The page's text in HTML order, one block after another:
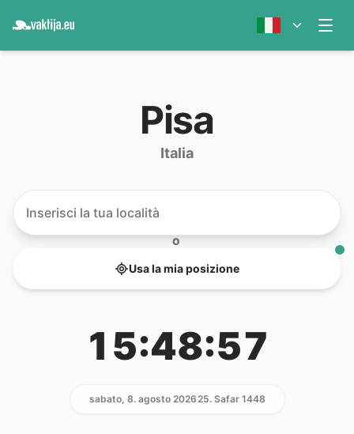
Pisa
Italia
O
Usa la mia posizione
15:48:57
sabato, 8. agosto 202625. Safar 1448